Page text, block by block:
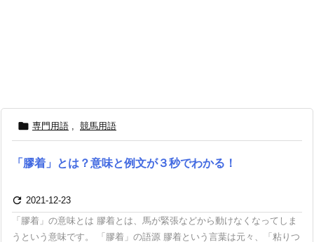
 専門用語 , 競馬用語
「膠着」とは？意味と例文が３秒でわかる！
 2021-12-23
「膠着」の意味とは 膠着とは、馬が緊張などから動けなくなってしま
うという意味です。 「膠着」の語源 膠着という言葉は元々、「粘りつ